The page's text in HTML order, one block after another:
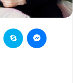
Reddit Skype